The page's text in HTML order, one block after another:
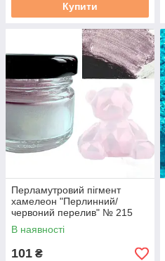
Купити
Перламутровий пігмент
хамелеон "Перлинний/
червоний перелив" № 215
ArtResin. Концентрований.
Для смоли. 25 мл
В наявності
101 ₴